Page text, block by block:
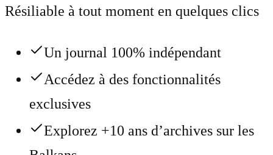
Résiliable à tout moment en quelques clics
Un journal 100% indépendant
Accédez à des fonctionnalités
exclusives
Explorez +10 ans d’archives sur les